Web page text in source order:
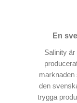
En
Salinity
marknaden
den
trygga